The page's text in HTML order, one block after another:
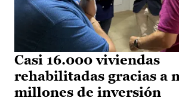
Casi 16.000 viviendas
rehabilitadas gracias a
millones de inversión